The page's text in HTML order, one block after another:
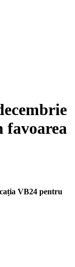
favoarea
VB24 pentru